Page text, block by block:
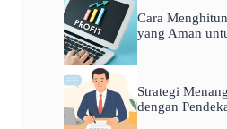
Cara
yang Aman
Strategi
dengan